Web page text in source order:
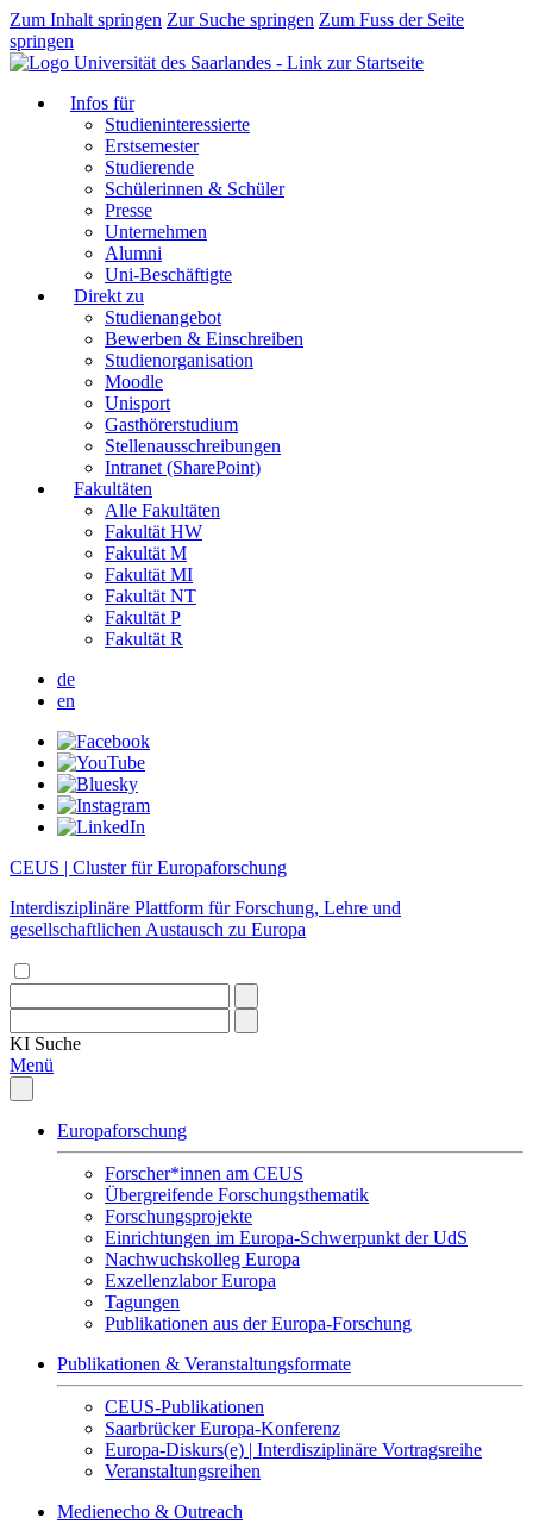
Zum Inhalt springen Zur Suche springen Zum Fuss der Seite
springen
Infos für
Studieninteressierte
Erstsemester
Studierende
Schülerinnen & Schüler
Presse
Unternehmen
Alumni
Uni-Beschäftigte
Direkt zu
Studienangebot
Bewerben & Einschreiben
Studienorganisation
Moodle
Unisport
Gasthörerstudium
Stellenausschreibungen
Intranet (SharePoint)
Fakultäten
Alle Fakultäten
Fakultät HW
Fakultät M
Fakultät MI
Fakultät NT
Fakultät P
Fakultät R
de
en
CEUS | Cluster für Europaforschung
Interdisziplinäre Plattform für Forschung, Lehre und
gesellschaftlichen Austausch zu Europa
KI Suche
Menü
Europaforschung
Forscher*innen am CEUS
Übergreifende Forschungsthematik
Forschungsprojekte
Einrichtungen im Europa-Schwerpunkt der UdS
Nachwuchskolleg Europa
Exzellenzlabor Europa
Tagungen
Publikationen aus der Europa-Forschung
Publikationen & Veranstaltungsformate
CEUS-Publikationen
Saarbrücker Europa-Konferenz
Europa-Diskurs(e) | Interdisziplinäre Vortragsreihe
Veranstaltungsreihen
Medienecho & Outreach